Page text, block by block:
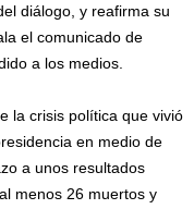
diálogo, y reafirma su
el comunicado de
a los medios.
la crisis política que vivió
en medio de
a unos resultados
menos 26 muertos y